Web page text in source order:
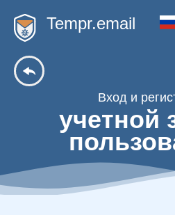
Tempr.email
Вход и
учетной